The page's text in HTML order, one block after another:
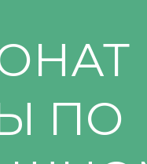
ПО